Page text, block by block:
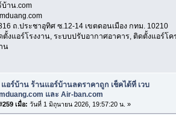
บ้าน.com
ถ.ประชาอุทิศ ซ.12-14 เขตดอนเมือง กทม. 10210
ตั้งแอร์โรงงาน, ระบบปรับอากาศอาคาร, ติดตั้งแอร์โ
น
แอร์บ้าน ร้านแอร์บ้านลดราคาถูก เช็คได้ที่ เวบ
และ Air-ban.com
เมื่อ: วันที่ 1 มิถุนายน 2026, 19:57:20 น. »